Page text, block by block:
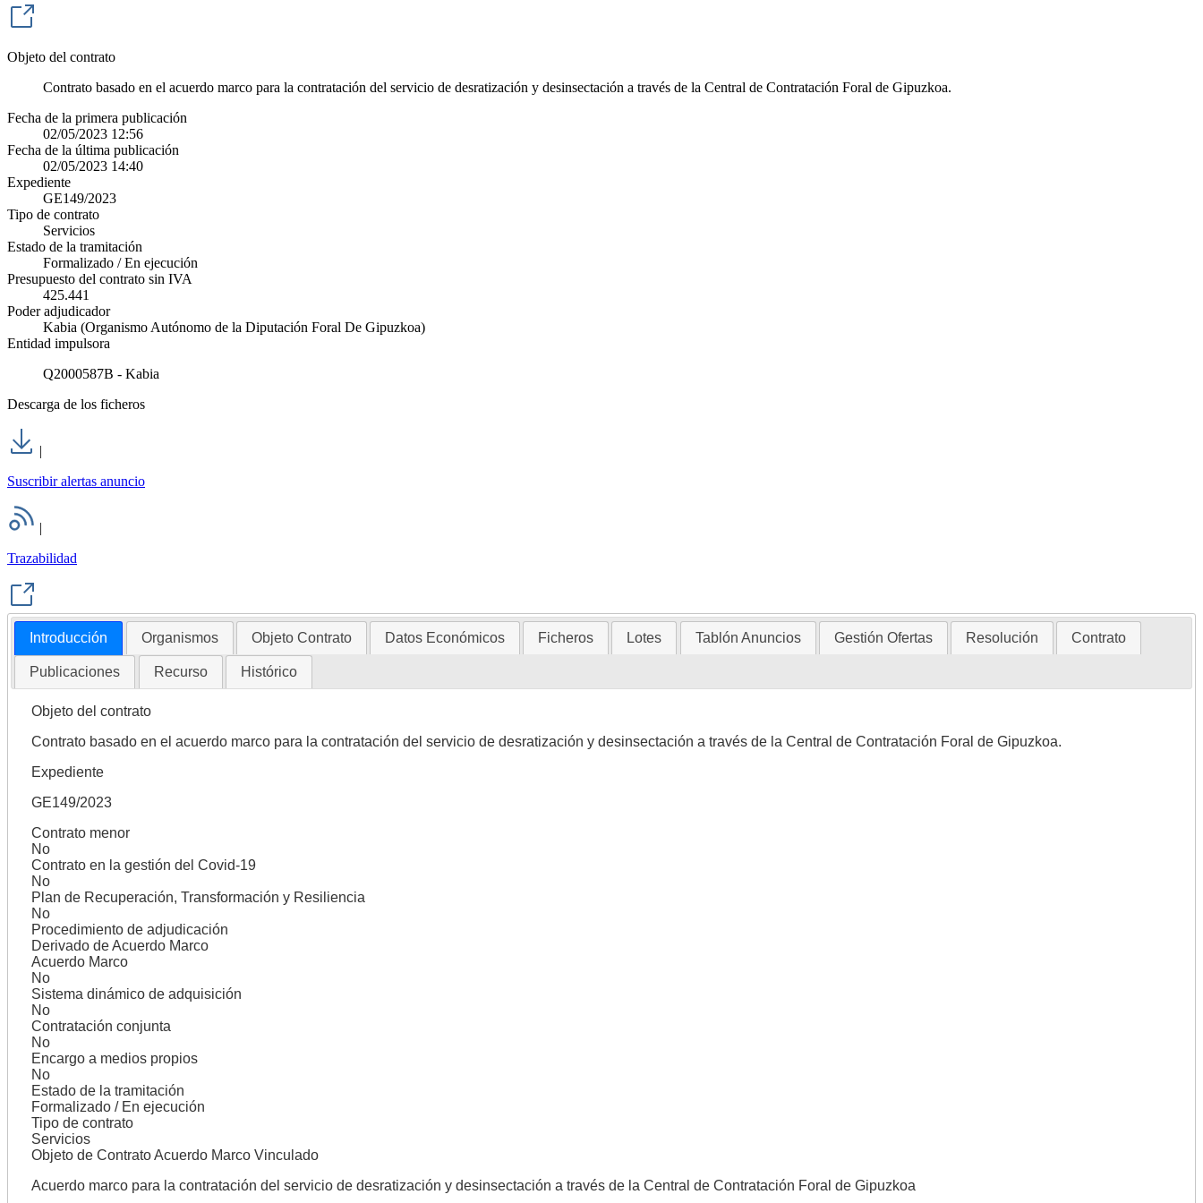
Objeto del contrato
Contrato basado en el acuerdo marco para la contratación del servicio de desratización y desinsectación a través de la Central de Contratación Foral de Gipuzkoa.
Fecha de la primera publicación
02/05/2023 12:56
Fecha de la última publicación
02/05/2023 14:40
Expediente
GE149/2023
Tipo de contrato
Servicios
Estado de la tramitación
Formalizado / En ejecución
Presupuesto del contrato sin IVA
425.441
Poder adjudicador
Kabia (Organismo Autónomo de la Diputación Foral De Gipuzkoa)
Entidad impulsora
Q2000587B - Kabia
Descarga de los ficheros
|
Suscribir alertas anuncio
|
Trazabilidad
Introducción Organismos Objeto Contrato Datos Económicos Ficheros Lotes Tablón Anuncios Gestión Ofertas Resolución Contrato
Publicaciones Recurso Histórico
Objeto del contrato
Contrato basado en el acuerdo marco para la contratación del servicio de desratización y desinsectación a través de la Central de Contratación Foral de Gipuzkoa.
Expediente
GE149/2023
Contrato menor
No
Contrato en la gestión del Covid-19
No
Plan de Recuperación, Transformación y Resiliencia
No
Procedimiento de adjudicación
Derivado de Acuerdo Marco
Acuerdo Marco
No
Sistema dinámico de adquisición
No
Contratación conjunta
No
Encargo a medios propios
No
Estado de la tramitación
Formalizado / En ejecución
Tipo de contrato
Servicios
Objeto de Contrato Acuerdo Marco Vinculado
Acuerdo marco para la contratación del servicio de desratización y desinsectación a través de la Central de Contratación Foral de Gipuzkoa